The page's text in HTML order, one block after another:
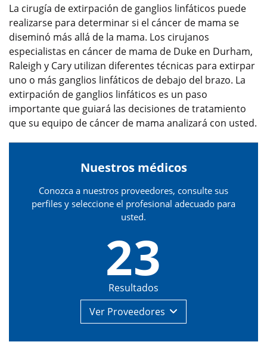
La cirugía de extirpación de ganglios linfáticos puede
realizarse para determinar si el cáncer de mama se
diseminó más allá de la mama. Los cirujanos
especialistas en cáncer de mama de Duke en Durham,
Raleigh y Cary utilizan diferentes técnicas para extirpar
uno o más ganglios linfáticos de debajo del brazo. La
extirpación de ganglios linfáticos es un paso
importante que guiará las decisiones de tratamiento
que su equipo de cáncer de mama analizará con usted.
23
Resultados
Ver Proveedores
Nuestros médicos
Conozca a nuestros proveedores, consulte sus
perfiles y seleccione el profesional adecuado para
usted.